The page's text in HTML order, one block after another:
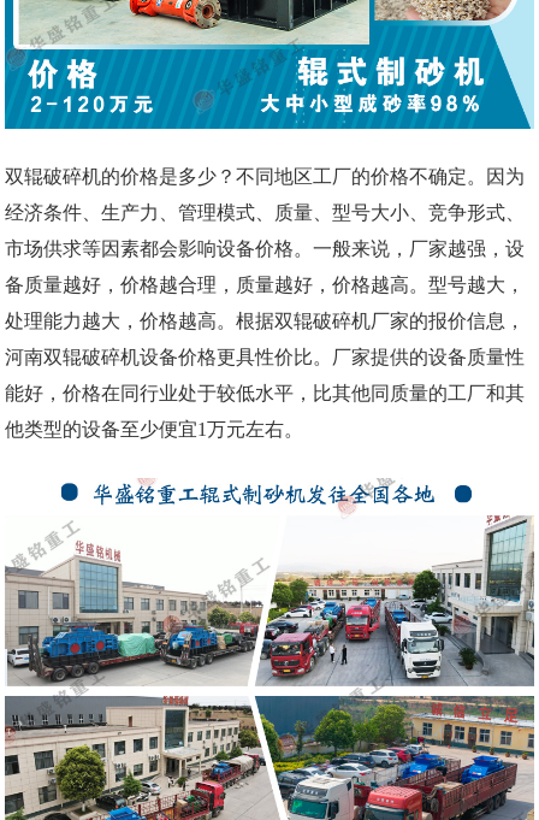
双辊破碎机的价格是多少？不同地区工厂的价格不确定。因为
经济条件、生产力、管理模式、质量、型号大小、竞争形式、
市场供求等因素都会影响设备价格。一般来说，厂家越强，设
备质量越好，价格越合理，质量越好，价格越高。型号越大，
处理能力越大，价格越高。根据双辊破碎机厂家的报价信息，
河南双辊破碎机设备价格更具性价比。厂家提供的设备质量性
能好，价格在同行业处于较低水平，比其他同质量的工厂和其
他类型的设备至少便宜1万元左右。